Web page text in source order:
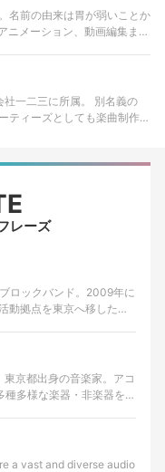
名前の由来は胃が弱いことか
ニメーション、動画編集まで
に所属。 別名義の
ティーズとしても楽曲制作や
レーズ
ロックバンド。2009年に
動拠点を東京へ移した。
京都出身の音楽家。アコ
多様な楽器・非楽器を用
a vast and diverse audio